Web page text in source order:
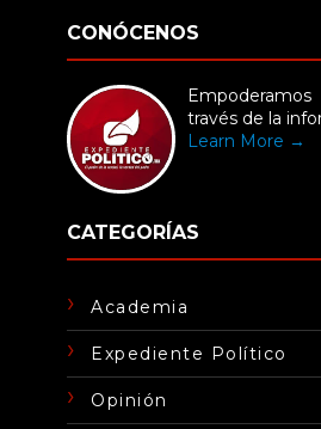
CONÓCENOS
través de la
Learn More →
CATEGORÍAS
Academia
Expediente Político
Opinión